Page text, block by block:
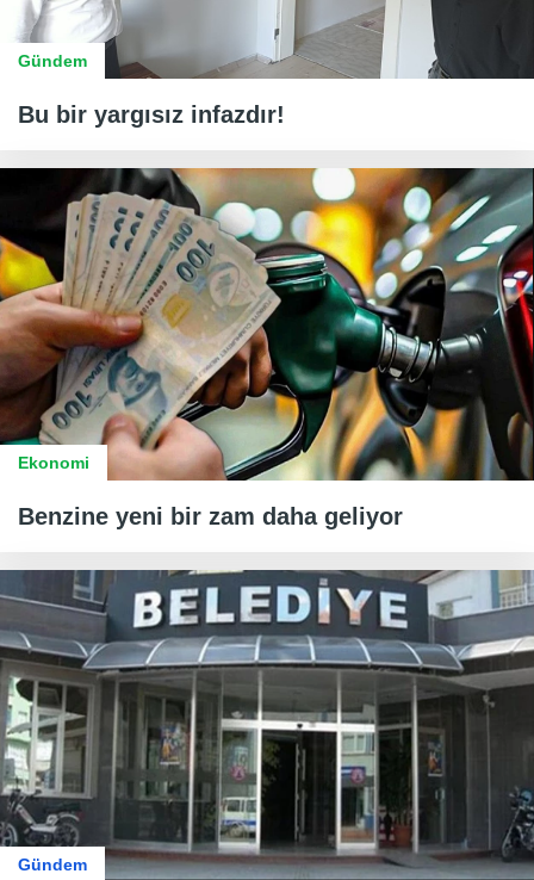
Gündem
Bu bir yargısız infazdır!
Ekonomi
Benzine yeni bir zam daha geliyor
Gündem